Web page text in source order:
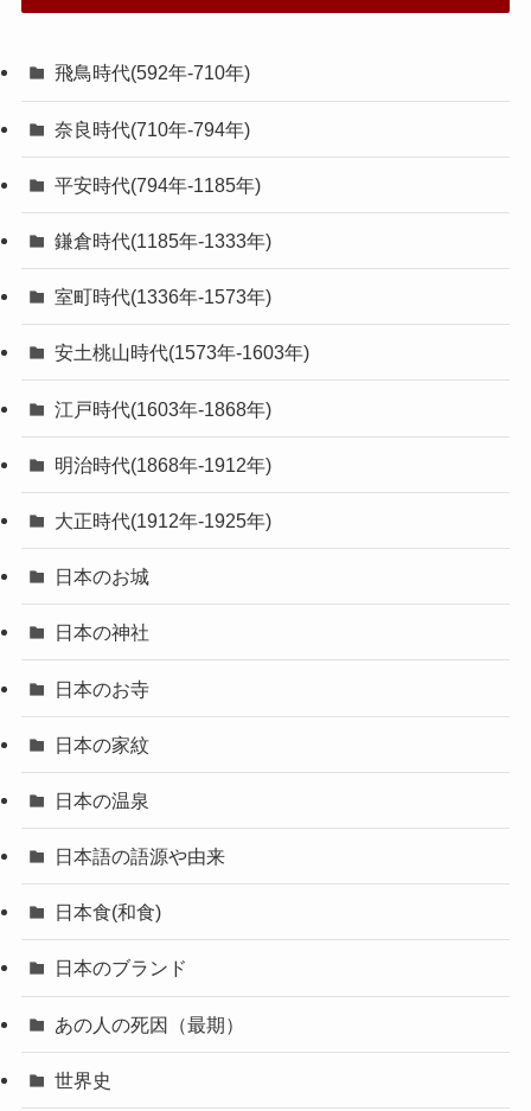
飛鳥時代(592年-710年)
奈良時代(710年-794年)
平安時代(794年-1185年)
鎌倉時代(1185年-1333年)
室町時代(1336年-1573年)
安土桃山時代(1573年-1603年)
江戸時代(1603年-1868年)
明治時代(1868年-1912年)
大正時代(1912年-1925年)
日本のお城
日本の神社
日本のお寺
日本の家紋
日本の温泉
日本語の語源や由来
日本食(和食)
日本のブランド
あの人の死因（最期）
世界史